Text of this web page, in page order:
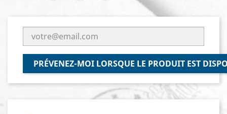
PRÉVENEZ-MOI LORSQUE LE PRODUIT EST